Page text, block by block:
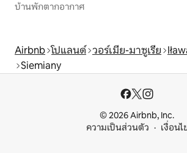
บ้านพักตากอากาศ
Airbnb โปแลนด์ วอร์เมีย-มาซูเรีย
Siemiany
© 2026 Airbnb, Inc.
ความเป็นส่วนตัว
เงื่อนไ